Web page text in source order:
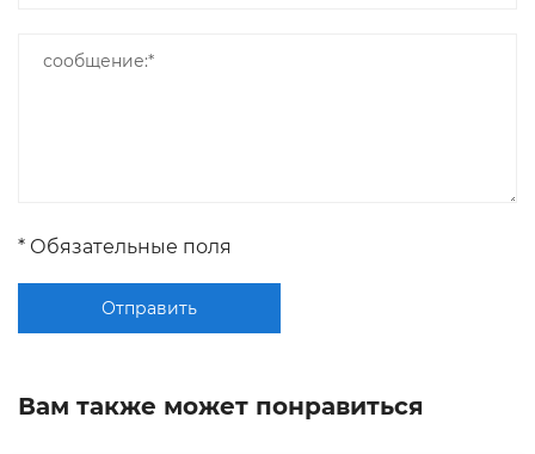
* Обязательные поля
Отправить
Вам также может понравиться